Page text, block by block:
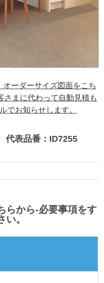
ーダーサイズ図面をこち
さまに代わって自動見積も
でお知らせします。
表品番：ID7255
らから-必要事項をす
い。